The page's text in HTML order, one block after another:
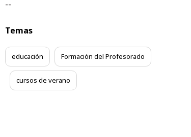
--
Temas
educación Formación del Profesorado
cursos de verano